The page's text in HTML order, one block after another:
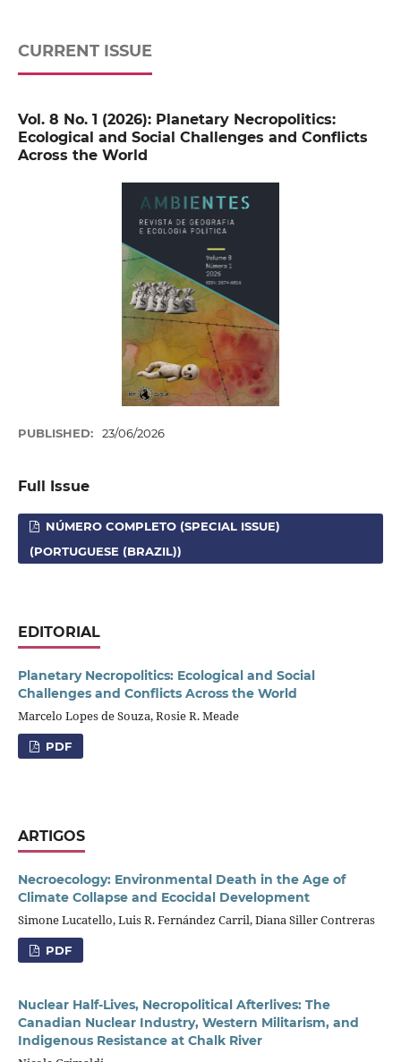
CURRENT ISSUE
Vol. 8 No. 1 (2026): Planetary Necropolitics:
Ecological and Social Challenges and Conflicts
Across the World
PUBLISHED: 23/06/2026
Full Issue
NÚMERO COMPLETO (SPECIAL ISSUE)
(PORTUGUESE (BRAZIL))
EDITORIAL
Planetary Necropolitics: Ecological and Social
Challenges and Conflicts Across the World
Marcelo Lopes de Souza, Rosie R. Meade
PDF
ARTIGOS
Necroecology: Environmental Death in the Age of
Climate Collapse and Ecocidal Development
Simone Lucatello, Luis R. Fernández Carril, Diana Siller Contreras
PDF
Nuclear Half-Lives, Necropolitical Afterlives: The
Canadian Nuclear Industry, Western Militarism, and
Indigenous Resistance at Chalk River